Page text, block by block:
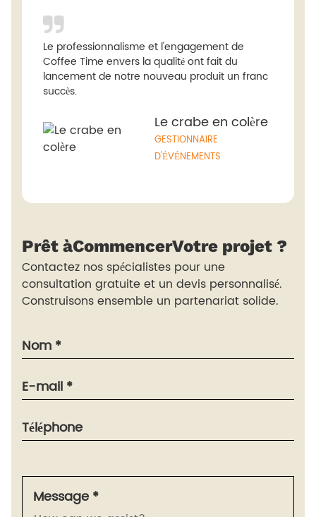
Le professionnalisme et l'engagement de
Coffee Time envers la qualité ont fait du
lancement de notre nouveau produit un franc
succès.
Le crabe en colère
GESTIONNAIRE
D'ÉVÉNEMENTS
Prêt àCommencerVotre projet ?
Contactez nos spécialistes pour une
consultation gratuite et un devis personnalisé.
Construisons ensemble un partenariat solide.
Nom *
E-mail *
Téléphone
Message *